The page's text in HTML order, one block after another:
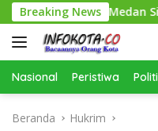
Langsung
ke
konten
Breaking News
Medan Siapkan
Nasional Peristiwa
Beranda Hukrim